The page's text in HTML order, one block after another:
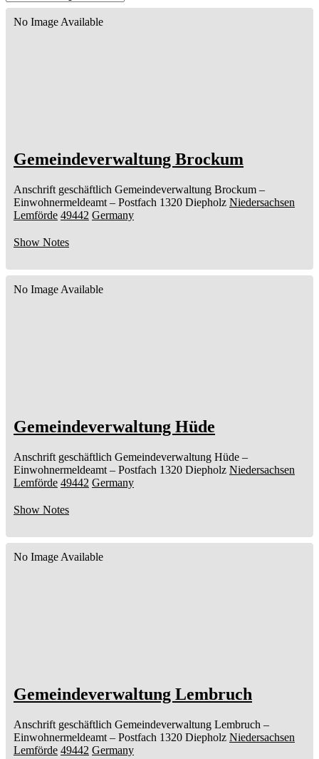
No Image Available
Gemeindeverwaltung Brockum
Anschrift geschäftlich Gemeindeverwaltung Brockum –
Einwohnermeldeamt – Postfach 1320 Diepholz Niedersachsen
Lemförde 49442 Germany
Show Notes
No Image Available
Gemeindeverwaltung Hüde
Anschrift geschäftlich Gemeindeverwaltung Hüde –
Einwohnermeldeamt – Postfach 1320 Diepholz Niedersachsen
Lemförde 49442 Germany
Show Notes
No Image Available
Gemeindeverwaltung Lembruch
Anschrift geschäftlich Gemeindeverwaltung Lembruch –
Einwohnermeldeamt – Postfach 1320 Diepholz Niedersachsen
Lemförde 49442 Germany